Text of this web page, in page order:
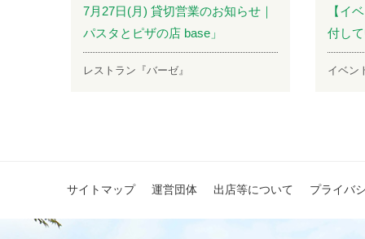
7月27日(月) 貸切営業のお知らせ｜
パスタとピザの店 base」
レストラン『バーゼ』
【イ
付し
イベン
サイトマップ 運営団体 出店等について プライバ